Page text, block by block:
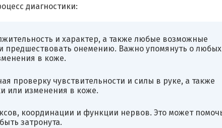
диагностики:
и характер, а также любые возможные
предшествовать онемению. Важно упомянуть о любых
в коже.
проверку чувствительности и силы в руке, а также
или изменения в коже.
координации и функции нервов. Это может
затронута.